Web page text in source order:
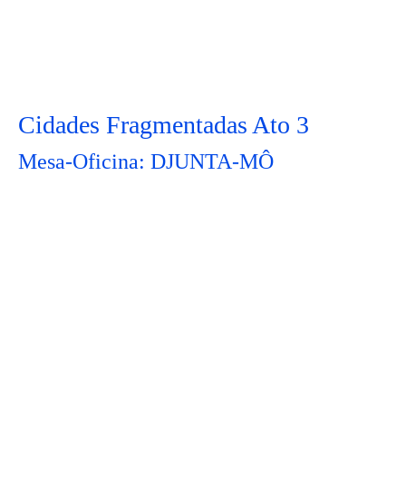
Cidades Fragmentadas Ato 3
Mesa-Oficina: DJUNTA-MÔ